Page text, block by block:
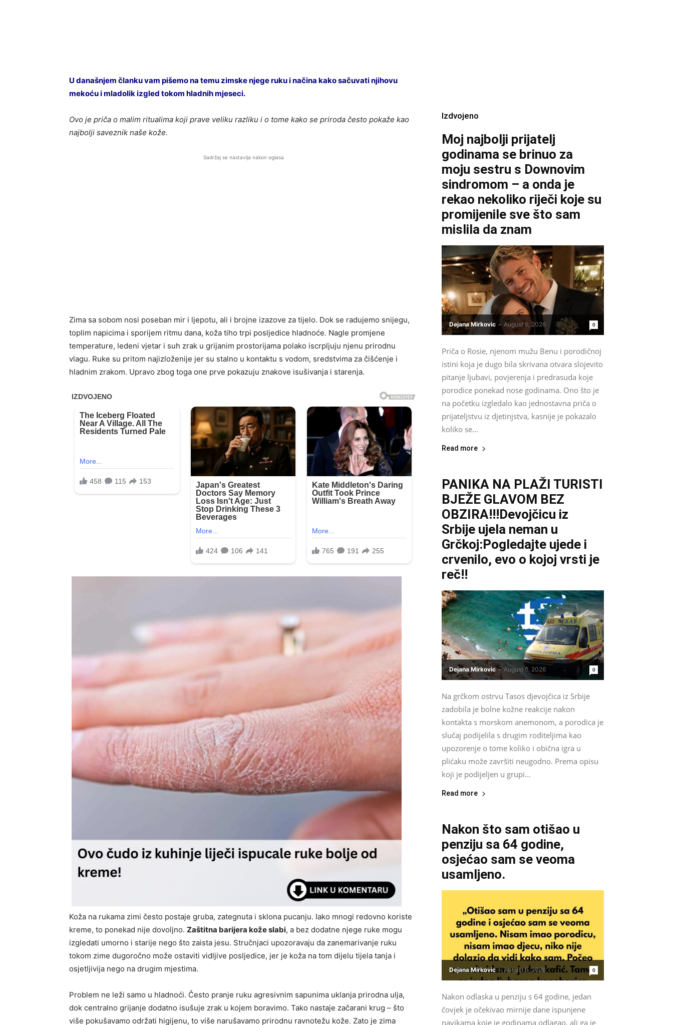
U današnjem članku vam pišemo na temu zimske njege ruku i načina kako sačuvati njihovu
mekoću i mladolik izgled tokom hladnih mjeseci.
Ovo je priča o malim ritualima koji prave veliku razliku i o tome kako se priroda često pokaže kao
najbolji saveznik naše kože.
Sadržaj se nastavlja nakon oglasa
Zima sa sobom nosi poseban mir i ljepotu, ali i brojne izazove za tijelo. Dok se radujemo snijegu,
toplim napicima i sporijem ritmu dana, koža tiho trpi posljedice hladnoće. Nagle promjene
temperature, ledeni vjetar i suh zrak u grijanim prostorijama polako iscrpljuju njenu prirodnu
vlagu. Ruke su pritom najizloženije jer su stalno u kontaktu s vodom, sredstvima za čišćenje i
hladnim zrakom. Upravo zbog toga one prve pokazuju znakove isušivanja i starenja.
Koža na rukama zimi često postaje gruba, zategnuta i sklona pucanju. Iako mnogi redovno koriste
kreme, to ponekad nije dovoljno. Zaštitna barijera kože slabi, a bez dodatne njege ruke mogu
izgledati umorno i starije nego što zaista jesu. Stručnjaci upozoravaju da zanemarivanje ruku
tokom zime dugoročno može ostaviti vidljive posljedice, jer je koža na tom dijelu tijela tanja i
osjetljivija nego na drugim mjestima.
Problem ne leži samo u hladnoći. Često pranje ruku agresivnim sapunima uklanja prirodna ulja,
dok centralno grijanje dodatno isušuje zrak u kojem boravimo. Tako nastaje začarani krug – što
više pokušavamo održati higijenu, to više narušavamo prirodnu ravnotežu kože. Zato je zima
Izdvojeno
Moj najbolji prijatelj
godinama se brinuo za
moju sestru s Downovim
sindromom – a onda je
rekao nekoliko riječi koje su
promijenile sve što sam
mislila da znam
Dejana Mirkovic - August 6, 2026 0
Priča o Rosie, njenom mužu Benu i porodičnoj
istini koja je dugo bila skrivana otvara slojevito
pitanje ljubavi, povjerenja i predrasuda koje
porodice ponekad nose godinama. Ono što je
na početku izgledalo kao jednostavna priča o
prijateljstvu iz djetinjstva, kasnije je pokazalo
koliko se...
Read more
PANIKA NA PLAŽI TURISTI
BJEŽE GLAVOM BEZ
OBZIRA!!!Devojčicu iz
Srbije ujela neman u
Grčkoj:Pogledajte ujede i
crvenilo, evo o kojoj vrsti je
reč!!
Dejana Mirkovic - August 6, 2026 0
Na grčkom ostrvu Tasos djevojčica iz Srbije
zadobila je bolne kožne reakcije nakon
kontakta s morskom anemonom, a porodica je
slučaj podijelila s drugim roditeljima kao
upozorenje o tome koliko i obična igra u
plićaku može završiti neugodno. Prema opisu
koji je podijeljen u grupi...
Read more
Nakon što sam otišao u
penziju sa 64 godine,
osjećao sam se veoma
usamljeno.
Dejana Mirkovic - August 6, 2026 0
Nakon odlaska u penziju s 64 godine, jedan
čovjek je očekivao mirnije dane ispunjene
navikama koje je godinama odlagao, ali ga je